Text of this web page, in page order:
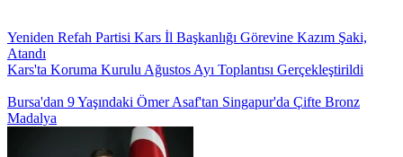
Yeniden Refah Partisi Kars İl Başkanlığı Görevine Kazım Şaki,
Atandı
Kars'ta Koruma Kurulu Ağustos Ayı Toplantısı Gerçekleştirildi
Bursa'dan 9 Yaşındaki Ömer Asaf'tan Singapur'da Çifte Bronz
Madalya